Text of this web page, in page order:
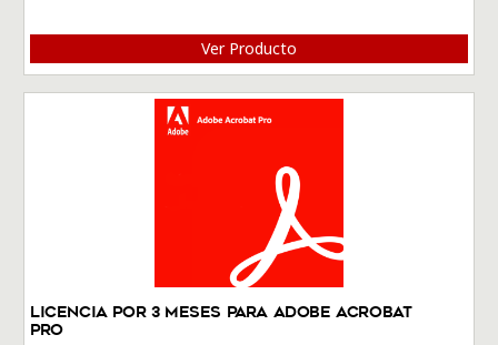
Ver Producto
Licencia por 3 meses Para Adobe Acrobat
Pro